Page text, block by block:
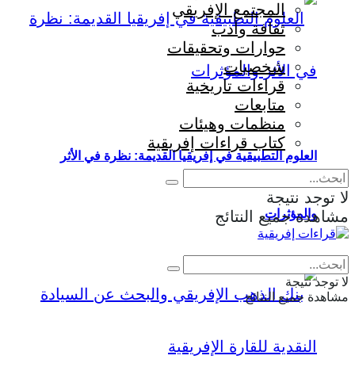
العلوم التطبيقية في إفريقيا القديمة: نظرة في الأثر
والمؤثرات
المجتمع الإفريقي
ثقافة وأدب
حوارات وتحقيقات
شخصيات
قراءات تاريخية
متابعات
منظمات وهيئات
كتاب قراءات إفريقية
لا توجد نتيجة
مشاهدة جميع النتائج
لا توجد نتيجة
مشاهدة جميع النتائج